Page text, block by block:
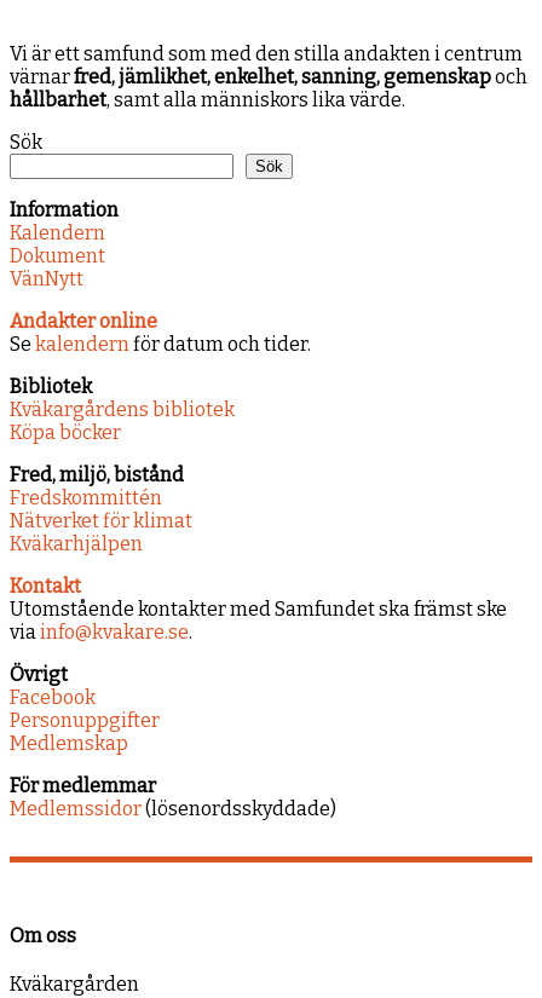
Vi är ett samfund som med den stilla andakten i centrum
värnarfred, jämlikhet, enkelhet, sanning, gemenskapoch
hållbarhet, samt alla människors lika värde.
Sök
Sök
Information
Kalendern
Dokument
VänNytt
Andakter online
Se kalendern för datum och tider.
Bibliotek
Kväkargårdens bibliotek
Köpa böcker
Fred, miljö, bistånd
Fredskommittén
Nätverket för klimat
Kväkarhjälpen
Kontakt
Utomstående kontakter med Samfundet ska främst ske
via info@kvakare.se.
Övrigt
Facebook
Personuppgifter
Medlemskap
För medlemmar
Medlemssidor(lösenordsskyddade)
Om oss
Kväkargården